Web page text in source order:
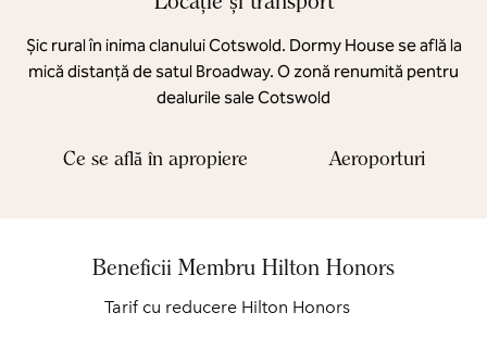
Șic rural în inima clanului Cotswold. Dormy House se află la
mică distanță de satul Broadway. O zonă renumită pentru
dealurile sale Cotswold
Ce se află în apropiere Aeroporturi
Beneficii Membru Hilton Honors
Tarif cu reducere Hilton Honors